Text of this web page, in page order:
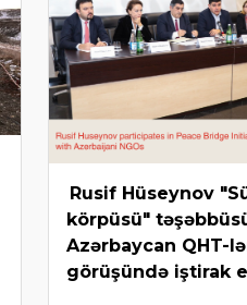
Rusif Hüseynov
körpüsü"
Azərbaycan QHT-
görüşündə iştirak